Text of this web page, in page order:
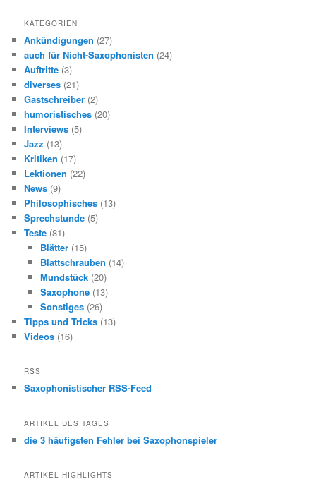
h
n
KATEGORIEN
Ankündigungen (27)
auch für Nicht-Saxophonisten (24)
Auftritte (3)
diverses (21)
Gastschreiber (2)
humoristisches (20)
Interviews (5)
Jazz (13)
Kritiken (17)
Lektionen (22)
News (9)
Philosophisches (13)
Sprechstunde (5)
Teste (81)
Blätter(15)
Blattschrauben (14)
Mundstück(20)
Saxophone(13)
Sonstiges(26)
Tipps und Tricks (13)
Videos (16)
RSS
Saxophonistischer RSS-Feed
ARTIKEL DES TAGES
die 3 häufigsten Fehler bei Saxophonspieler
ARTIKEL HIGHLIGHTS